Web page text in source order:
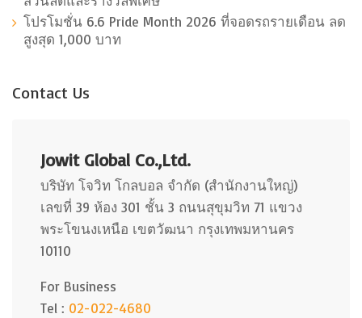
โปรโมชั่น 6.6 Pride Month 2026 ที่จอดรถรายเดือน ลด
สูงสุด 1,000 บาท
Contact Us
Jowit Global Co.,Ltd.
บริษัท โจวิท โกลบอล จำกัด (สำนักงานใหญ่)
เลขที่ 39 ห้อง 301 ชั้น 3 ถนนสุขุมวิท 71 แขวง
พระโขนงเหนือ เขตวัฒนา กรุงเทพมหานคร
10110
For Business
Tel : 02-022-4680